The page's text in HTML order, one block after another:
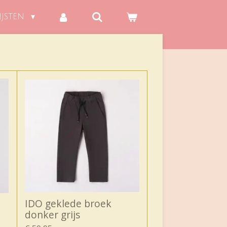
IDO geklede broek
donker grijs